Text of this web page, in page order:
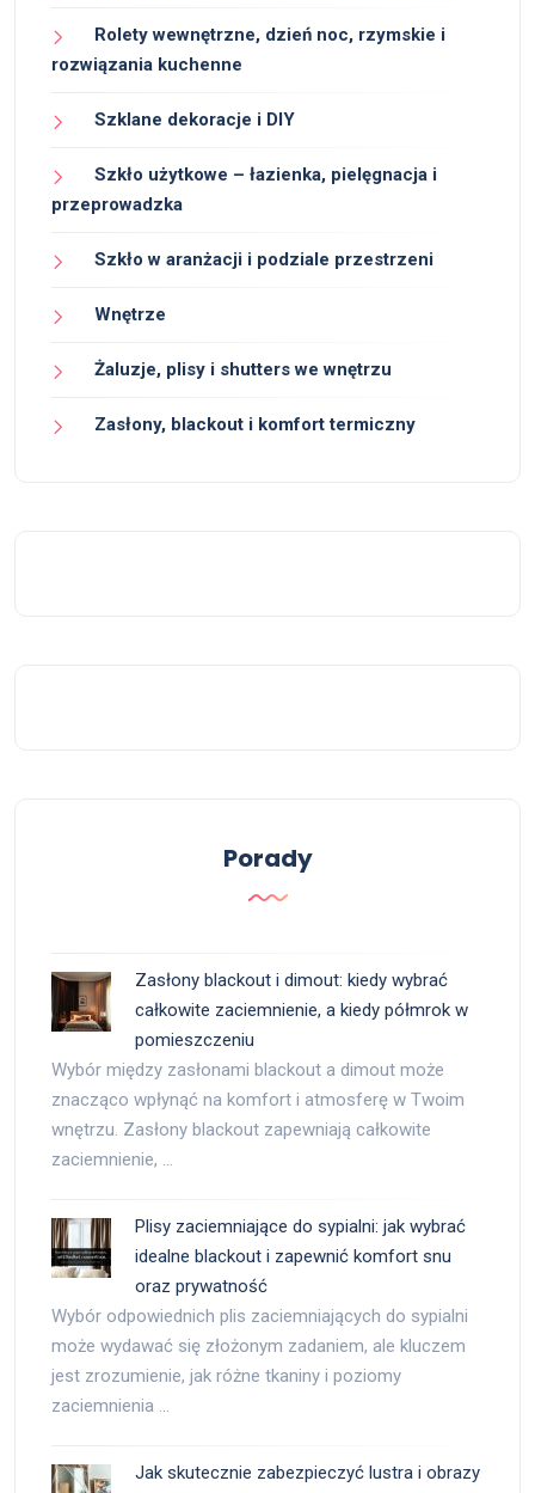
Rolety wewnętrzne, dzień noc, rzymskie i
rozwiązania kuchenne
Szklane dekoracje i DIY
Szkło użytkowe – łazienka, pielęgnacja i
przeprowadzka
Szkło w aranżacji i podziale przestrzeni
Wnętrze
Żaluzje, plisy i shutters we wnętrzu
Zasłony, blackout i komfort termiczny
Porady
Zasłony blackout i dimout: kiedy wybrać
całkowite zaciemnienie, a kiedy półmrok w
pomieszczeniu
Wybór między zasłonami blackout a dimout może
znacząco wpłynąć na komfort i atmosferę w Twoim
wnętrzu. Zasłony blackout zapewniają całkowite
zaciemnienie, …
Plisy zaciemniające do sypialni: jak wybrać
idealne blackout i zapewnić komfort snu
oraz prywatność
Wybór odpowiednich plis zaciemniających do sypialni
może wydawać się złożonym zadaniem, ale kluczem
jest zrozumienie, jak różne tkaniny i poziomy
zaciemnienia …
Jak skutecznie zabezpieczyć lustra i obrazy